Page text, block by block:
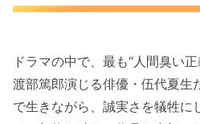
ドラマの中で、最も“人間臭い
渡部篤郎演じる俳優・伍代夏生
で生きながら、誠実さを犠牲に